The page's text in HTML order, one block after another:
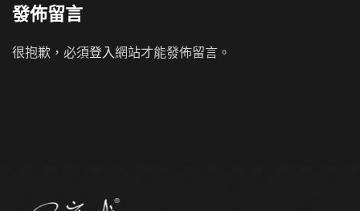
發佈留言
很抱歉，必須登入網站才能發佈留言。